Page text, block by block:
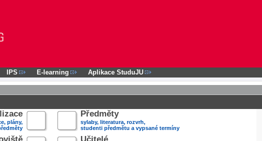
IPS E-learning Aplikace StuduJU
plány,
Předměty
sylaby, literatura, rozvrh,
studenti předmětu a vypsané termíny